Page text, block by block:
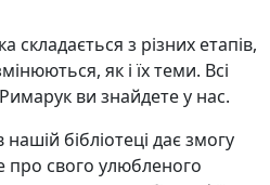
складається з різних етапів,
як і їх теми. Всі
ви знайдете у нас.
бібліотеці дає змогу
про свого улюбленого